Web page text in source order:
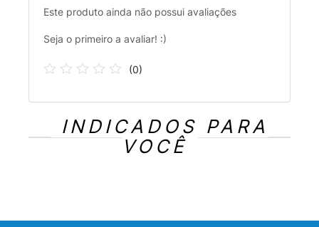
Este produto ainda não possui avaliações
Seja o primeiro a avaliar! :)
(0)
INDICADOS PARA
VOCÊ